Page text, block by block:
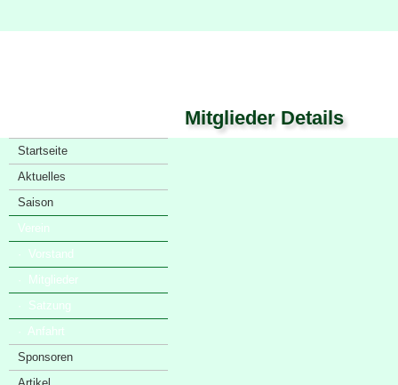
Mitglieder Details
Startseite
Aktuelles
Saison
Verein
· Vorstand
· Mitglieder
· Satzung
· Anfahrt
Sponsoren